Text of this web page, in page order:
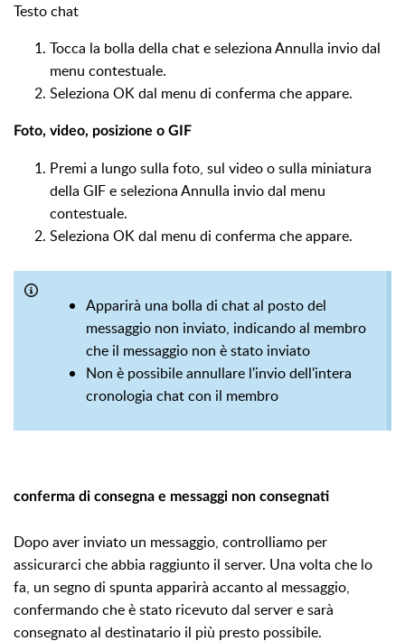
Testo chat
Tocca la bolla della chat e seleziona Annulla invio dal
menu contestuale.
Seleziona OK dal menu di conferma che appare.
Foto, video, posizione o GIF
Premi a lungo sulla foto, sul video o sulla miniatura
della GIF e seleziona Annulla invio dal menu
contestuale.
Seleziona OK dal menu di conferma che appare.
Apparirà una bolla di chat al posto del
messaggio non inviato, indicando al membro
che il messaggio non è stato inviato
Non è possibile annullare l'invio dell'intera
cronologia chat con il membro
conferma di consegna e messaggi non consegnati
Dopo aver inviato un messaggio, controlliamo per
assicurarci che abbia raggiunto il server. Una volta che lo
fa, un segno di spunta apparirà accanto al messaggio,
confermando che è stato ricevuto dal server e sarà
consegnato al destinatario il più presto possibile.